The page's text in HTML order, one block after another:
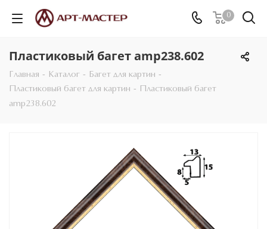
0
Пластиковый багет amp238.602
Главная - Каталог - Багет для картин -
Пластиковый багет для картин - Пластиковый багет
amp238.602